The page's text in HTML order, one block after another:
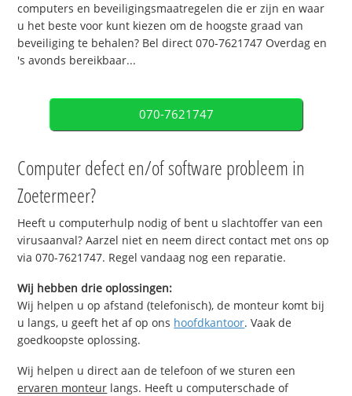
computers en beveiligingsmaatregelen die er zijn en waar
u het beste voor kunt kiezen om de hoogste graad van
beveiliging te behalen? Bel direct 070-7621747 Overdag en
's avonds bereikbaar...
070-7621747
Computer defect en/of software probleem in
Zoetermeer?
Heeft u computerhulp nodig of bent u slachtoffer van een
virusaanval? Aarzel niet en neem direct contact met ons op
via 070-7621747. Regel vandaag nog een reparatie.
Wij hebben drie oplossingen:
Wij helpen u op afstand (telefonisch), de monteur komt bij
u langs, u geeft het af op ons hoofdkantoor. Vaak de
goedkoopste oplossing.
Wij helpen u direct aan de telefoon of we sturen een
ervaren monteur langs. Heeft u computerschade of